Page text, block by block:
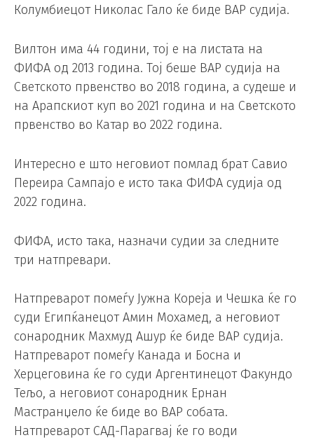
Колумбиецот Николас Гало ќе биде ВАР судија.
Вилтон има 44 години, тој е на листата на
ФИФА од 2013 година. Тој беше ВАР судија на
Светското првенство во 2018 година, а судеше и
на Арапскиот куп во 2021 година и на Светското
првенство во Катар во 2022 година.
Интересно е што неговиот помлад брат Савио
Переира Сампајо е исто така ФИФА судија од
2022 година.
ФИФА, исто така, назначи судии за следните
три натпревари.
Натпреварот помеѓу Јужна Кореја и Чешка ќе го
суди Египќанецот Амин Мохамед, а неговиот
сонародник Махмуд Ашур ќе биде ВАР судија.
Натпреварот помеѓу Канада и Босна и
Херцеговина ќе го суди Аргентинецот Факундо
Тељо, а неговиот сонародник Ернан
Мастранџело ќе биде во ВАР собата.
Натпреварот САД-Парагвај ќе го води